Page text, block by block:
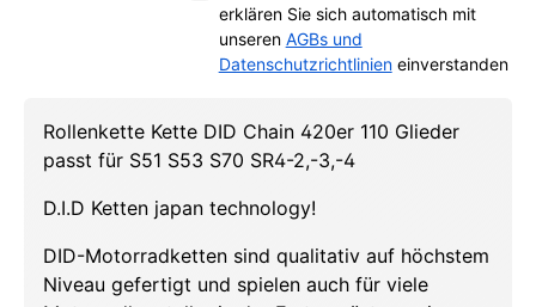
erklären Sie sich automatisch mit
unseren AGBs und
Datenschutzrichtlinieneinverstanden
Rollenkette Kette DID Chain 420er 110 Glieder
passt für S51 S53 S70 SR4-2,-3,-4
D.I.D Ketten japan technology!
DID-Motorradketten sind qualitativ auf höchstem
Niveau gefertigt und spielen auch für viele